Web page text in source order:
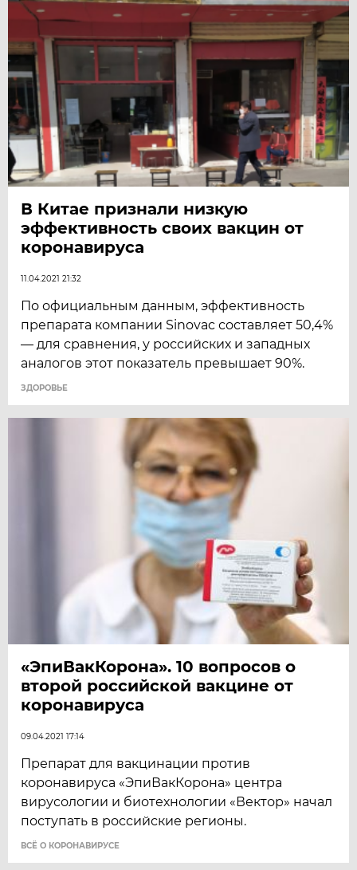
В Китае признали низкую
эффективность своих вакцин от
коронавируса
11.04.2021 21:32
По официальным данным, эффективность
препарата компании Sinovac составляет 50,4%
— для сравнения, у российских и западных
аналогов этот показатель превышает 90%.
ЗДОРОВЬЕ
«ЭпиВакКорона». 10 вопросов о
второй российской вакцине от
коронавируса
09.04.2021 17:14
Препарат для вакцинации против
коронавируса «ЭпиВакКорона» центра
вирусологии и биотехнологии «Вектор» начал
поступать в российские регионы.
ВСЁ О КОРОНАВИРУСЕ